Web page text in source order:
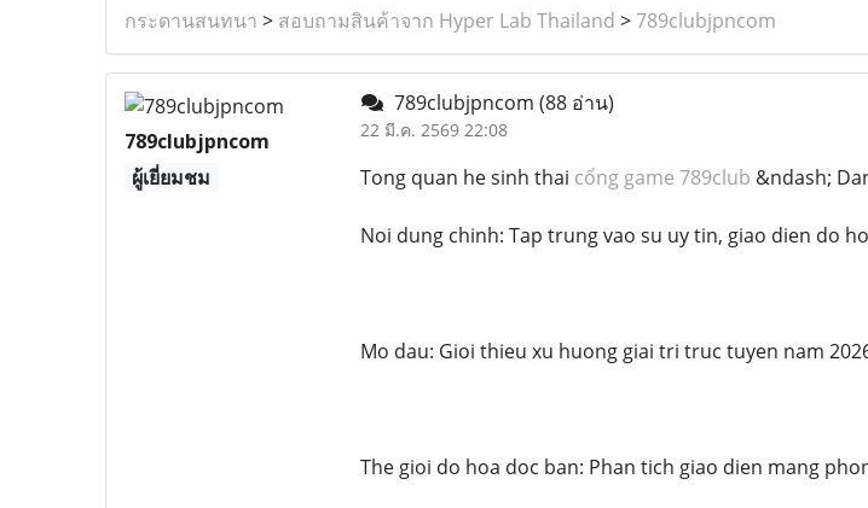
กระดานสนทนา > สอบถามสินค้าจาก Hyper Lab Thailand >789clubjpncom
789clubjpncom
ผู้เยี่ยมชม
789clubjpncom (88 อ่าน)
22 มี.ค. 2569 22:08
Tong quan he sinh thai cổng game 789club &ndash;
Noi dung chinh: Tap trung vao su uy tin, giao dien do
Mo dau: Gioi thieu xu huong giai tri truc tuyen nam
The gioi do hoa doc ban: Phan tich giao dien mang